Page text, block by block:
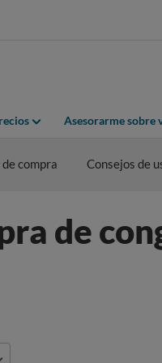
Asesorarme sobre
compra Consejos de
de